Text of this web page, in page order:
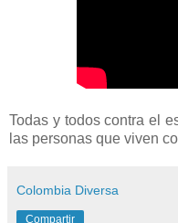
Todas y todos contra el
las personas que viven
Colombia Diversa
Compartir